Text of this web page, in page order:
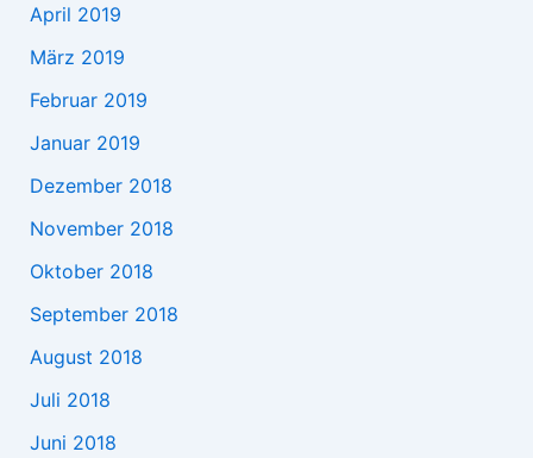
April 2019
März 2019
Februar 2019
Januar 2019
Dezember 2018
November 2018
Oktober 2018
September 2018
August 2018
Juli 2018
Juni 2018